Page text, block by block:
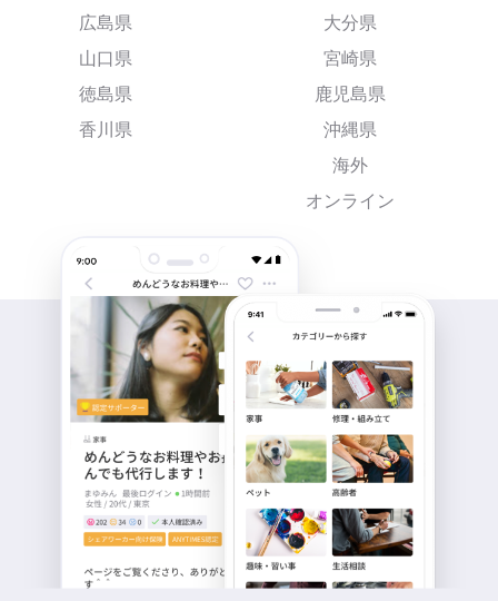
広島県
山口県
徳島県
香川県
大分県
宮崎県
鹿児島県
沖縄県
海外
オンライン